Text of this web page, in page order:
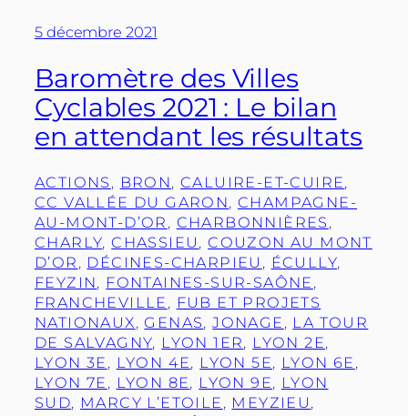
5 décembre 2021
Baromètre des Villes
Cyclables 2021 : Le bilan
en attendant les résultats
ACTIONS , BRON, CALUIRE-ET-CUIRE
CC VALLÉE DU GARON, CHAMPAGNE-
AU-MONT-D’OR , CHARBONNIÈRES
CHARLY, CHASSIEU , COUZON AU MONT
D’OR , DÉCINES-CHARPIEU , ÉCULLY
FEYZIN, FONTAINES-SUR-SAÔNE
FRANCHEVILLE , FUB ET PROJETS
NATIONAUX, GENAS, JONAGE , LA TOUR
DE SALVAGNY, LYON 1ER, LYON 2E
LYON 3E , LYON 4E, LYON 5E, LYON 6E
LYON 7E , LYON 8E, LYON 9E, LYON
SUD, MARCY L’ETOILE , MEYZIEU